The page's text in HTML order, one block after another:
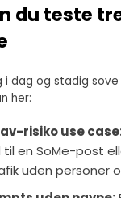
du teste
i dag og stadig
her:
risiko use
en SoMe-post
uden personer